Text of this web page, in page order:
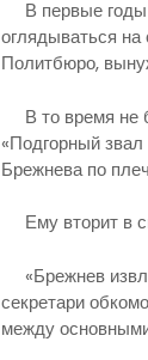
В первые годы
оглядываться на
Политбюро,
В то время не
«Подгорный
Брежнева по
Ему вторит в
«Брежнев
секретари
между